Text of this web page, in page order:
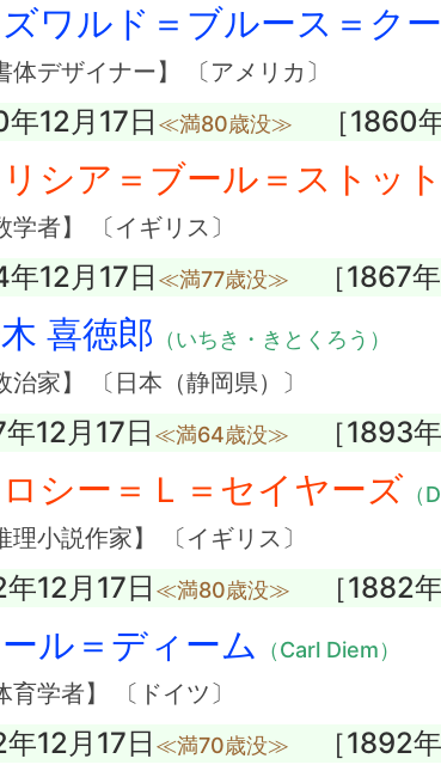
ワルド＝ブルース＝ク
体デザイナー】 〔アメリカ〕
12月17日 ≪満80歳没≫ ［1860
シア＝ブール＝ストット
学者】 〔イギリス〕
12月17日 ≪満77歳没≫ ［1867年
喜徳郎 （いちき・きとくろう）
治家】 〔日本（静岡県）〕
12月17日 ≪満64歳没≫ ［1893年
ロシー＝Ｌ＝セイヤーズ
理小説作家】 〔イギリス〕
12月17日 ≪満80歳没≫ ［1882年
ル＝ディーム （Carl Diem）
育学者】 〔ドイツ〕
12月17日 ≪満70歳没≫ ［1892年